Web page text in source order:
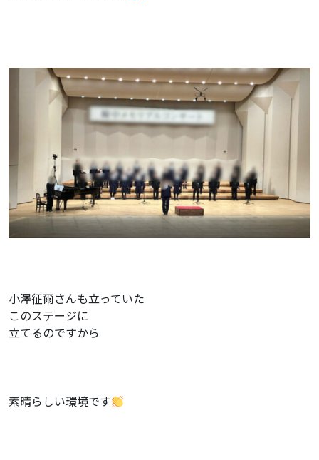
小澤征爾さんも立っていた
このステージに
立てるのですから
素晴らしい環境です